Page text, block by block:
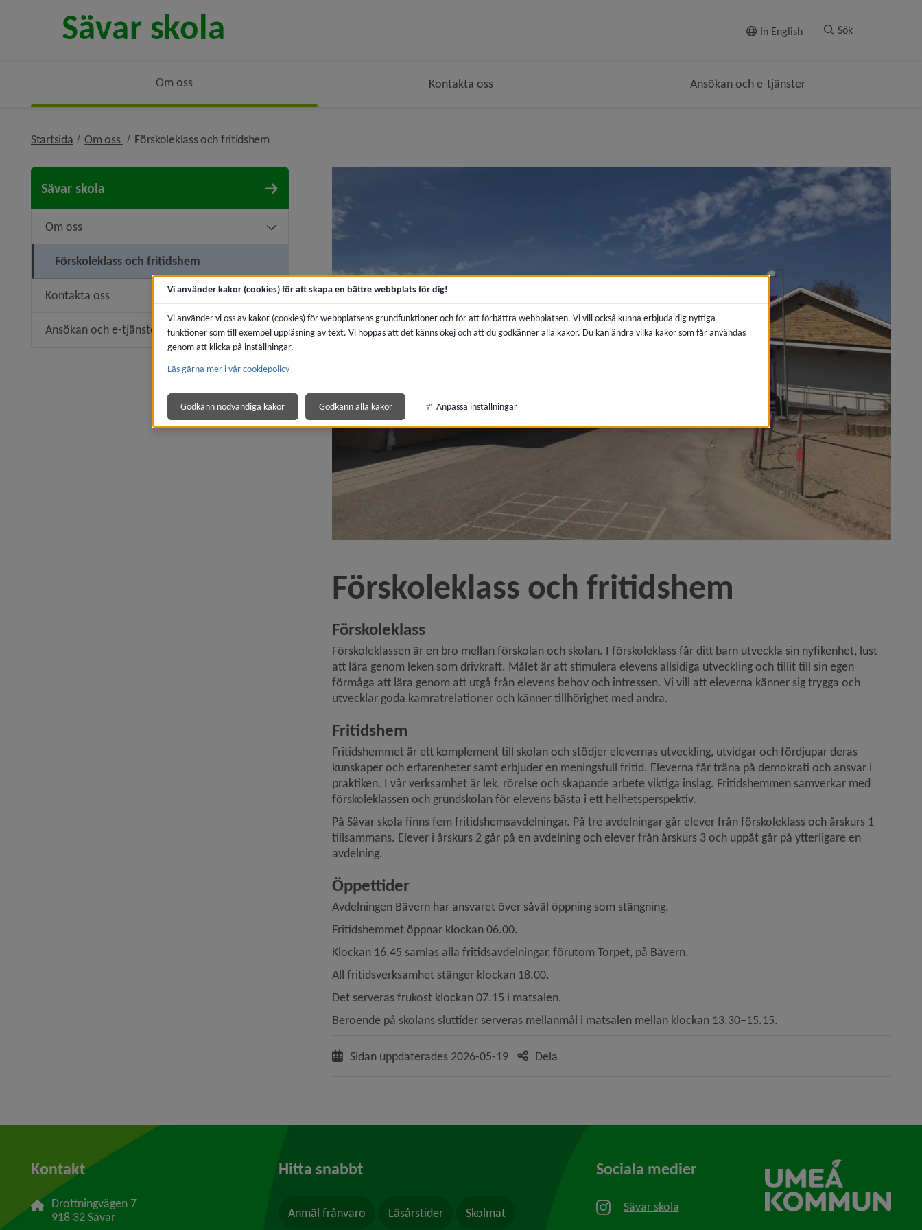
In English Sök
Om oss Kontakta oss Ansökan och e-tjänster
Startsida Om oss nivå i brödsmulenavigeringen
Förskoleklass och fritidshemnivå i brödsmulenavigeringen
Sävar skola
Om oss Undermeny för Om oss
Förskoleklass och fritidshem
Kontakta oss
Ansökan och e-tjänster
Förskoleklass och fritidshem
Förskoleklass
Förskoleklassen är en bro mellan förskolan och skolan. I förskoleklass får ditt barn utveckla sin nyfikenhet, lust
att lära genom leken som drivkraft. Målet är att stimulera elevens allsidiga utveckling och tillit till sin egen
förmåga att lära genom att utgå från elevens behov och intressen. Vi vill att eleverna känner sig trygga och
utvecklar goda kamrat­relationer och känner tillhörighet med andra.
Fritidshem
Fritidshemmet är ett komplement till skolan och stödjer elevernas utveckling, utvidgar och fördjupar deras
kunskaper och erfarenheter samt erbjuder en meningsfull fritid. Eleverna får träna på demokrati och ansvar i
praktiken. I vår verksamhet är lek, rörelse och skapande arbete viktiga inslag. Fritidshemmen samverkar med
förskoleklassen och grundskolan för elevens bästa i ett helhetsperspektiv.
På Sävar skola finns fem fritidshemsavdelningar. På tre avdelningar går elever från förskoleklass och årskurs 1
till­sammans. Elever i årskurs 2 går på en avdelning och elever från årskurs 3 och uppåt går på ytterligare en
avdelning.
Öppettider
Avdelningen Bävern har ansvaret över såväl öppning som stängning.
Fritidshemmet öppnar klockan 06.00.
Klockan 16.45 samlas alla fritidsavdelningar, förutom Torpet, på Bävern.
All fritidsverksamhet stänger klockan 18.00.
Det serveras frukost klockan 07.15 i matsalen.
Beroende på skolans sluttider serveras mellanmål i matsalen mellan klockan 13.30–15.15.
Sidan uppdaterades 2026-05-19 Dela
Kontakt
Drottningvägen 7
918 32 Sävar
Hitta snabbt
Anmäl frånvaro Läsårstider Skolmat
Sociala medier
Sävar skola
Vi använder kakor (cookies) för att skapa en bättre webbplats för dig!
Vi använder vi oss av kakor (cookies) för webbplatsens grundfunktioner och för att förbättra webbplatsen. Vi vill också kunna erbjuda dig nyttiga
funktioner som till exempel uppläsning av text. Vi hoppas att det känns okej och att du godkänner alla kakor. Du kan ändra vilka kakor som får användas
genom att klicka på inställningar.
Läs gärna mer i vår cookiepolicy
Godkänn nödvändiga kakor Godkänn alla kakor Anpassa inställningar